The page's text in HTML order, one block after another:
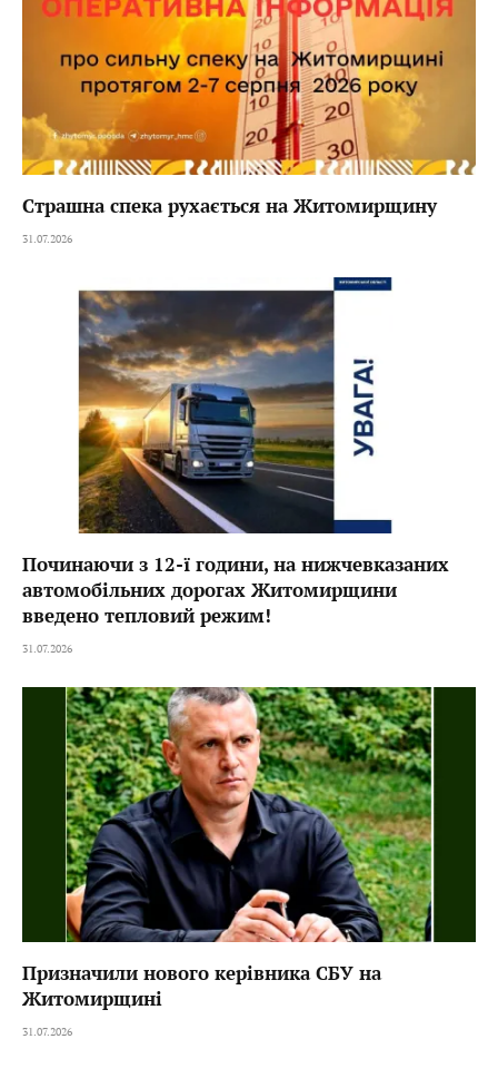
Страшна спека рухається на Житомирщину
31.07.2026
Починаючи з 12-ї години, на нижчевказаних
автомобільних дорогах Житомирщини
введено тепловий режим!
31.07.2026
Призначили нового керівника СБУ на
Житомирщині
31.07.2026